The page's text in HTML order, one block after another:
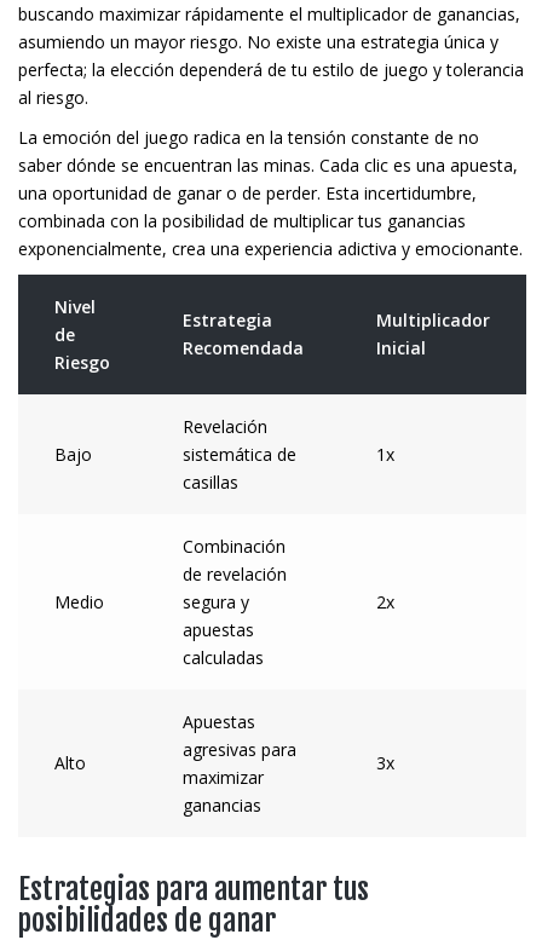
buscando maximizar rápidamente el multiplicador de ganancias,
asumiendo un mayor riesgo. No existe una estrategia única y
perfecta; la elección dependerá de tu estilo de juego y tolerancia
al riesgo.
La emoción del juego radica en la tensión constante de no
saber dónde se encuentran las minas. Cada clic es una apuesta,
una oportunidad de ganar o de perder. Esta incertidumbre,
combinada con la posibilidad de multiplicar tus ganancias
exponencialmente, crea una experiencia adictiva y emocionante.
Nivel
de
Riesgo
Estrategia
Recomendada
Multiplicador
Inicial
Bajo
Revelación
sistemática de
casillas
1x
Medio
Combinación
de revelación
segura y
apuestas
calculadas
2x
Alto
Apuestas
agresivas para
maximizar
ganancias
3x
Estrategias para aumentar tus
posibilidades de ganar